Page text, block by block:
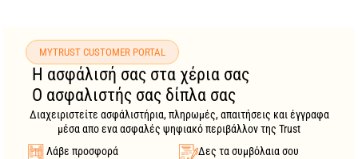
MYTRUST CUSTOMER PORTAL
Η ασφάλισή σας στα χέρια σας
Ο ασφαλιστής σας δίπλα σας
Διαχειριστείτε ασφάλιστήρια, πληρωμές, απαιτήσεις και έγγραφα
μέσα απο ενα ασφαλές ψηφιακό περιβάλλον της Trust
Λάβε προσφορά
Δες τα συμβόλαια σου